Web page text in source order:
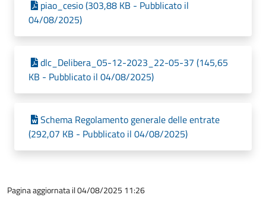
piao_cesio (303,88 KB - Pubblicato il
04/08/2025)
dlc_Delibera_05-12-2023_22-05-37 (145,65
KB - Pubblicato il 04/08/2025)
Schema Regolamento generale delle entrate
(292,07 KB - Pubblicato il 04/08/2025)
Pagina aggiornata il 04/08/2025 11:26